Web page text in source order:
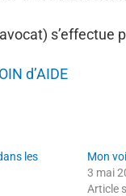
s’effectue
d’AIDE
les
Mon
3 mai
Article